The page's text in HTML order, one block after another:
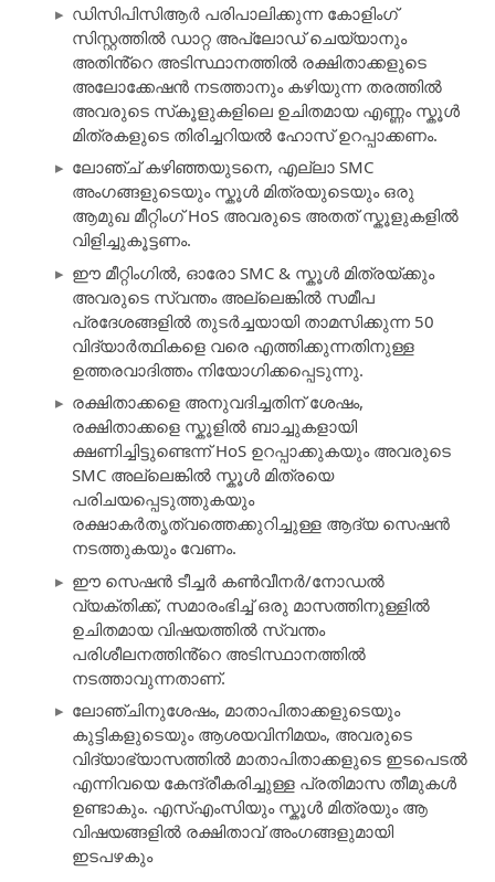
ഡിസിപിസിആർ പരിപാലിക്കുന്ന കോളിംഗ്
സിസ്റ്റത്തിൽ ഡാറ്റ അപ്‌ലോഡ് ചെയ്യാനും
അതിൻ്റെ അടിസ്ഥാനത്തിൽ രക്ഷിതാക്കളുടെ
അലോക്കേഷൻ നടത്താനും കഴിയുന്ന തരത്തിൽ
അവരുടെ സ്‌കൂളുകളിലെ ഉചിതമായ എണ്ണം സ്കൂൾ
മിത്രകളുടെ തിരിച്ചറിയൽ ഹോസ് ഉറപ്പാക്കണം.
ലോഞ്ച് കഴിഞ്ഞയുടനെ, എല്ലാ SMC
അംഗങ്ങളുടെയും സ്കൂൾ മിത്രയുടെയും ഒരു
ആമുഖ മീറ്റിംഗ് HoS അവരുടെ അതത് സ്കൂളുകളിൽ
വിളിച്ചുകൂട്ടണം.
ഈ മീറ്റിംഗിൽ, ഓരോ SMC & സ്കൂൾ മിത്രയ്ക്കും
അവരുടെ സ്വന്തം അല്ലെങ്കിൽ സമീപ
പ്രദേശങ്ങളിൽ തുടർച്ചയായി താമസിക്കുന്ന 50
വിദ്യാർത്ഥികളെ വരെ എത്തിക്കുന്നതിനുള്ള
ഉത്തരവാദിത്തം നിയോഗിക്കപ്പെടുന്നു.
രക്ഷിതാക്കളെ അനുവദിച്ചതിന് ശേഷം,
രക്ഷിതാക്കളെ സ്കൂളിൽ ബാച്ചുകളായി
ക്ഷണിച്ചിട്ടുണ്ടെന്ന് HoS ഉറപ്പാക്കുകയും അവരുടെ
SMC അല്ലെങ്കിൽ സ്കൂൾ മിത്രയെ
പരിചയപ്പെടുത്തുകയും
രക്ഷാകർതൃത്വത്തെക്കുറിച്ചുള്ള ആദ്യ സെഷൻ
നടത്തുകയും വേണം.
ഈ സെഷൻ ടീച്ചർ കൺവീനർ/നോഡൽ
വ്യക്തിക്ക്, സമാരംഭിച്ച് ഒരു മാസത്തിനുള്ളിൽ
ഉചിതമായ വിഷയത്തിൽ സ്വന്തം
പരിശീലനത്തിൻ്റെ അടിസ്ഥാനത്തിൽ
നടത്താവുന്നതാണ്.
ലോഞ്ചിനുശേഷം, മാതാപിതാക്കളുടെയും
കുട്ടികളുടെയും ആശയവിനിമയം, അവരുടെ
വിദ്യാഭ്യാസത്തിൽ മാതാപിതാക്കളുടെ ഇടപെടൽ
എന്നിവയെ കേന്ദ്രീകരിച്ചുള്ള പ്രതിമാസ തീമുകൾ
ഉണ്ടാകും. എസ്എംസിയും സ്കൂൾ മിത്രയും ആ
വിഷയങ്ങളിൽ രക്ഷിതാവ് അംഗങ്ങളുമായി
ഇടപഴകും